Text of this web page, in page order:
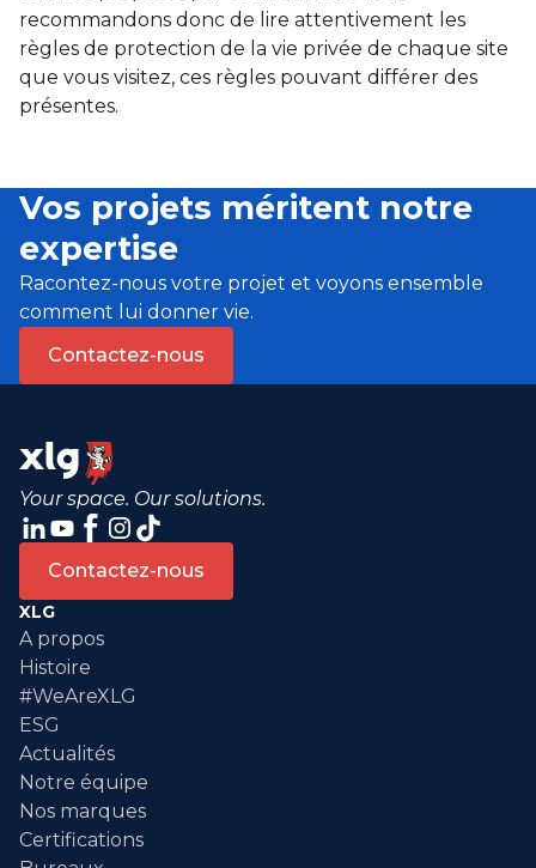
recommandons donc de lire attentivement les
règles de protection de la vie privée de chaque site
que vous visitez, ces règles pouvant différer des
présentes.
Vos projets méritent notre
expertise
Racontez-nous votre projet et voyons ensemble
comment lui donner vie.
Contactez-nous
Your space. Our solutions.
Contactez-nous
XLG
A propos
Histoire
#WeAreXLG
ESG
Actualités
Notre équipe
Nos marques
Certifications